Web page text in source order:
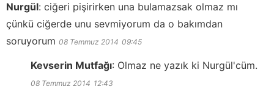
Nurgül: ciğeri pişirirken una bulamazsak olmaz mı
çünkü ciğerde unu sevmiyorum da o bakımdan
soruyorum 08 Temmuz 2014 09:45
Kevserin Mutfağı: Olmaz ne yazık ki Nurgül'cüm.
08 Temmuz 2014 12:43